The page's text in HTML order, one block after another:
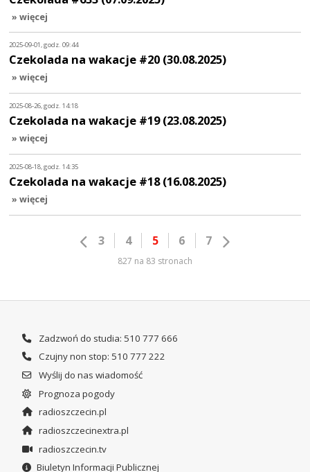
» więcej
2025-09-01, godz. 09:44
Czekolada na wakacje #20 (30.08.2025)
» więcej
2025-08-26, godz. 14:18
Czekolada na wakacje #19 (23.08.2025)
» więcej
2025-08-18, godz. 14:35
Czekolada na wakacje #18 (16.08.2025)
» więcej
3 4 5 6 7
827 na 83 stronach
Zadzwoń do studia: 510 777 666
Czujny non stop: 510 777 222
Wyślij do nas wiadomość
Prognoza pogody
radioszczecin.pl
radioszczecinextra.pl
radioszczecin.tv
Biuletyn Informacji Publicznej